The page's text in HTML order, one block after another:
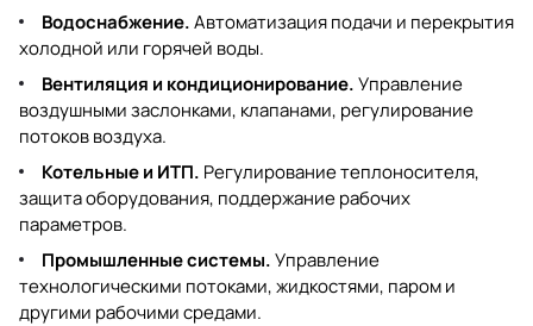
Водоснабжение.Автоматизация подачи и перекрытия
холодной или горячей воды.
Вентиляция и кондиционирование.Управление
воздушными заслонками, клапанами, регулирование
потоков воздуха.
Котельные и ИТП. Регулирование теплоносителя,
защита оборудования, поддержание рабочих
параметров.
Промышленные системы.Управление
технологическими потоками, жидкостями, паром и
другими рабочими средами.